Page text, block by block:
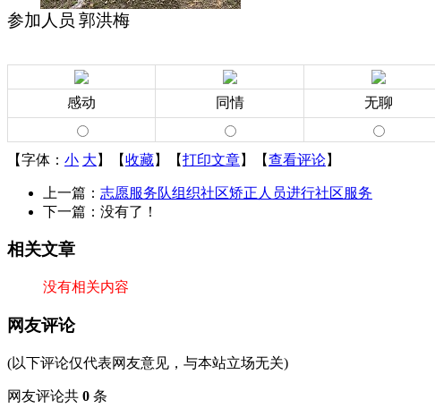
参加人员 郭洪梅
感动 同情 无聊
【字体： 小 大 】【收藏】【打印文章】【查看评论】
上一篇： 志愿服务队组织社区矫正人员进行社区服务
下一篇：没有了！
相关文章
没有相关内容
网友评论
(以下评论仅代表网友意见，与本站立场无关)
网友评论共 0 条